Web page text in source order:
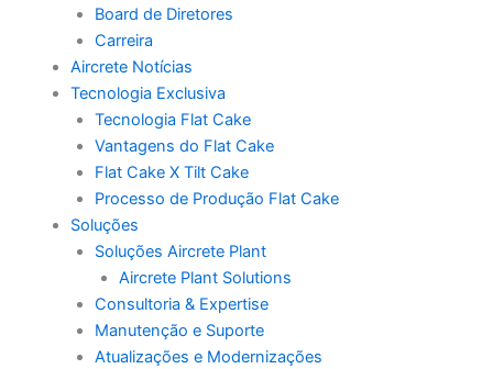
Board de Diretores
Carreira
Aircrete Notícias
Tecnologia Exclusiva
Tecnologia Flat Cake
Vantagens do Flat Cake
Flat Cake X Tilt Cake
Processo de Produção Flat Cake
Soluções
Soluções Aircrete Plant
Aircrete Plant Solutions
Consultoria & Expertise
Manutenção e Suporte
Atualizações e Modernizações